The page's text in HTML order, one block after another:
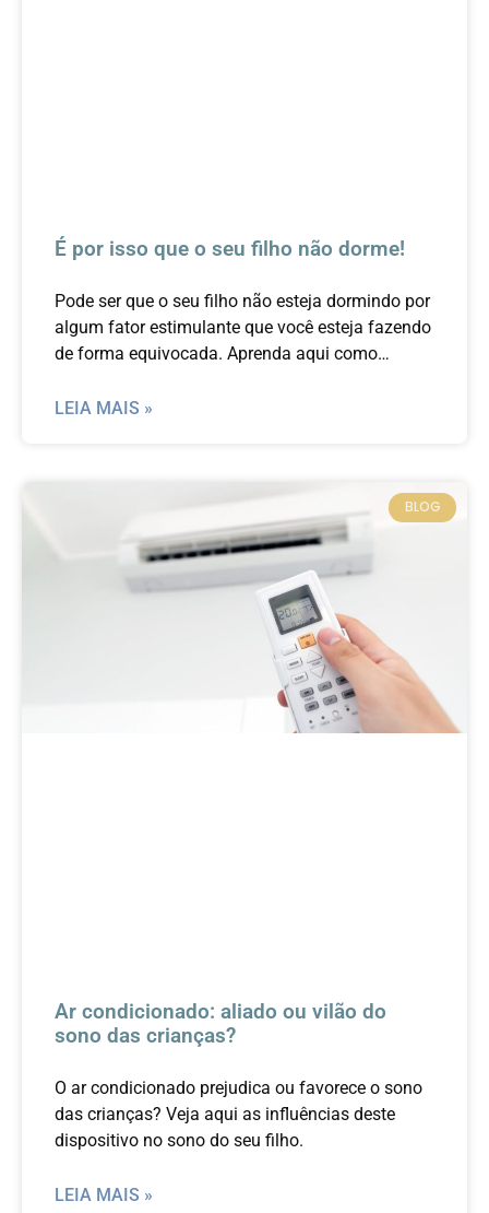
É por isso que o seu filho não dorme!
Pode ser que o seu filho não esteja dormindo por
algum fator estimulante que você esteja fazendo
de forma equivocada. Aprenda aqui como
o seu filho.
LEIA MAIS »
BLOG
Ar condicionado: aliado ou vilão do
sono das crianças?
O ar condicionado prejudica ou favorece o sono
das crianças? Veja aqui as influências deste
dispositivo no sono do seu filho.
LEIA MAIS »